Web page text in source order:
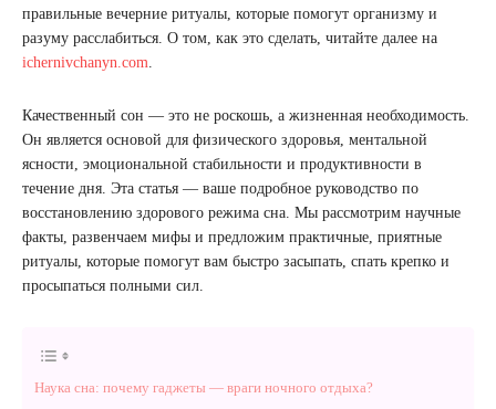
правильные вечерние ритуалы, которые помогут организму и
разуму расслабиться. О том, как это сделать, читайте далее на
ichernivchanyn.com.
Качественный сон — это не роскошь, а жизненная необходимость.
Он является основой для физического здоровья, ментальной
ясности, эмоциональной стабильности и продуктивности в
течение дня. Эта статья — ваше подробное руководство по
восстановлению здорового режима сна. Мы рассмотрим научные
факты, развенчаем мифы и предложим практичные, приятные
ритуалы, которые помогут вам быстро засыпать, спать крепко и
просыпаться полными сил.
Наука сна: почему гаджеты — враги ночного отдыха?